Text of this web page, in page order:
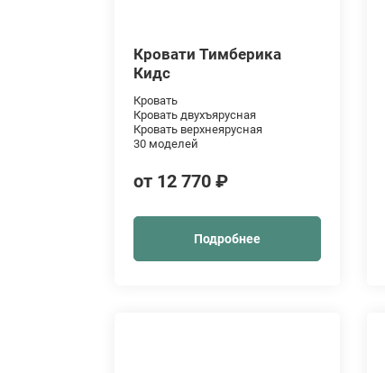
Кровати Тимберика
Кидс
Кровать
Кровать двухъярусная
Кровать верхнеярусная
30 моделей
от 12 770 ₽
Подробнее